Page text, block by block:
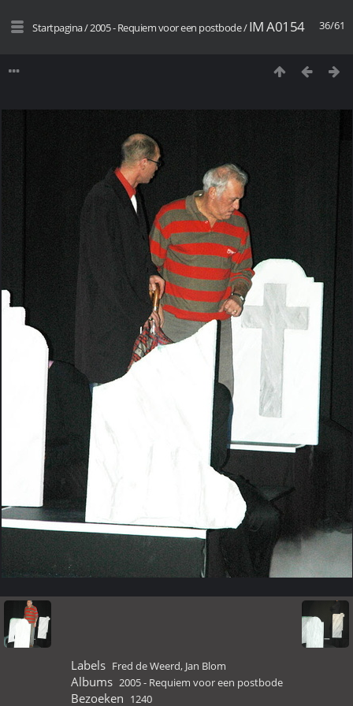
36/61
Startpagina/2005 - Requiem voor een postbode/IM A0154
Labels Fred de Weerd, Jan Blom
Albums 2005 - Requiem voor een postbode
Bezoeken 1240